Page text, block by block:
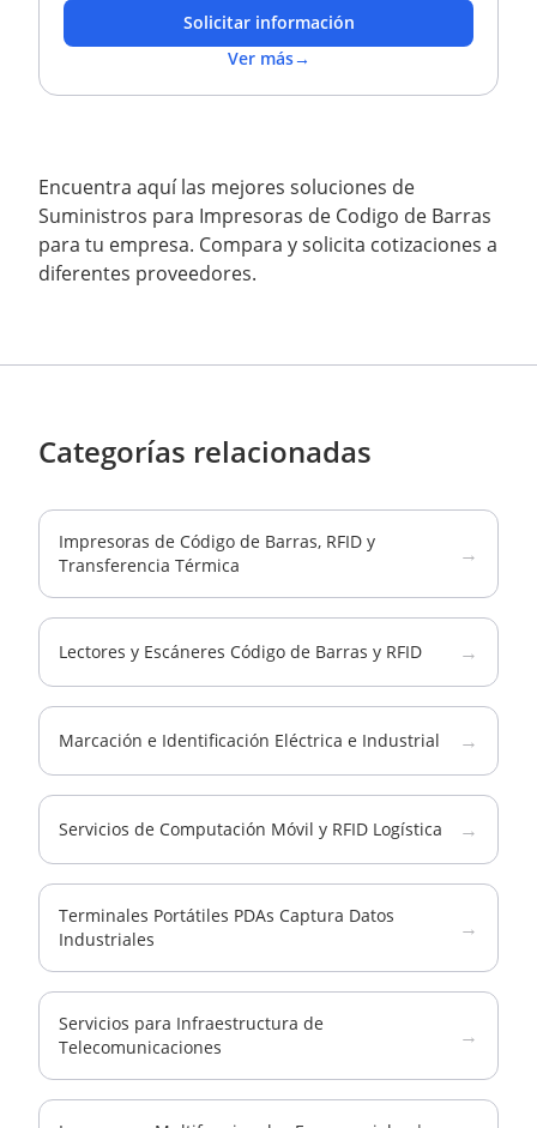
Solicitar información
Ver más→
Encuentra aquí las mejores soluciones de
Suministros para Impresoras de Codigo de Barras
para tu empresa. Compara y solicita cotizaciones a
diferentes proveedores.
Categorías relacionadas
Impresoras de Código de Barras, RFID y
Transferencia Térmica
→
Lectores y Escáneres Código de Barras y RFID →
Marcación e Identificación Eléctrica e Industrial →
Servicios de Computación Móvil y RFID Logística →
Terminales Portátiles PDAs Captura Datos
Industriales
→
Servicios para Infraestructura de
Telecomunicaciones
→